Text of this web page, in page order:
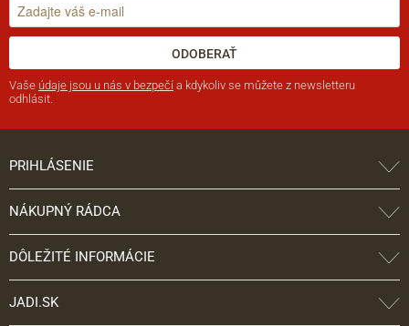
ODOBERAŤ
Vaše údaje jsou u nás v bezpečí a kdykoliv se můžete z newsletteru
odhlásit.
PRIHLÁSENIE
NÁKUPNÝ RÁDCA
DÔLEŽITÉ INFORMÁCIE
JADI.SK